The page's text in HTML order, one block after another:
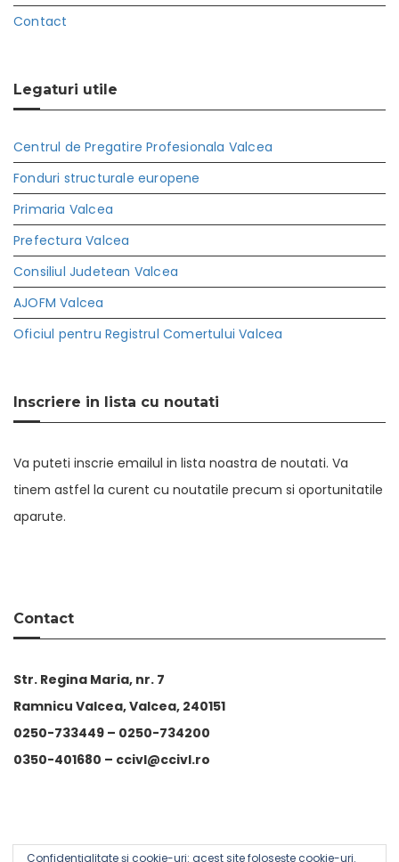
Contact
Legaturi utile
Centrul de Pregatire Profesionala Valcea
Fonduri structurale europene
Primaria Valcea
Prefectura Valcea
Consiliul Judetean Valcea
AJOFM Valcea
Oficiul pentru Registrul Comertului Valcea
Inscriere in lista cu noutati
Va puteti inscrie emailul in lista noastra de noutati. Va
tinem astfel la curent cu noutatile precum si oportunitatile
aparute.
Contact
Str. Regina Maria, nr. 7
Ramnicu Valcea, Valcea, 240151
0250-733449 – 0250-734200
0350-401680 – ccivl@ccivl.ro
Confidențialitate și cookie-uri: acest site folosește cookie-uri.